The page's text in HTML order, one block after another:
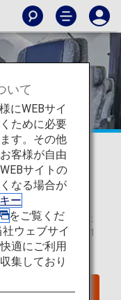
ご利用の
ではゆったりとした
は優先的にお手荷物
だけます。
いて
にWEBサイ
ために必要
す。その他
客様が自由
サイトの
なる場合が
ー
をご覧くだ
ウェブサイ
適にご利用
集しており